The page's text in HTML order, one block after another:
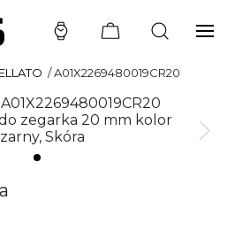
/A01X2269480019CR20